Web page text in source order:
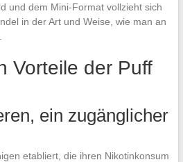
und dem Mini-Format vollzieht sich
in der Art und Weise, wie man an
Vorteile der Puff
ein zugänglicher
etabliert, die ihren Nikotinkonsum